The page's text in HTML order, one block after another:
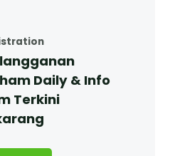
Daily & Info
Terkini